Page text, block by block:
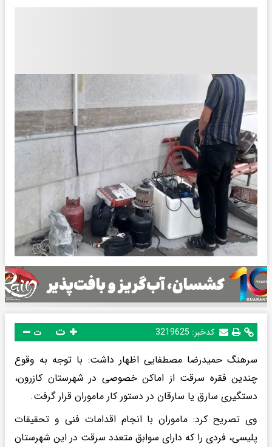
کدخبر: 3219625 ت
سرهنگ حمیدرضا مصطفایی اظهار داشت: با توجه به وقوع
چندین فقره سرقت از اماکن خصوصی در شهرستان کازرون،
دستگیری سارق یا سارقان در دستور کار ماموران قرار گرفت.
وی تصریح کرد: ماموران با انجام اقدامات فنی و تحقیقات
پلیسی، فردی را که دارای سوابق متعدد سرقت در این شهرستان